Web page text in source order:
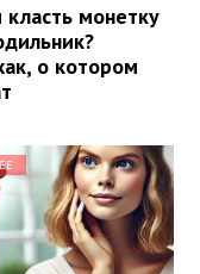
класть монетку
о котором